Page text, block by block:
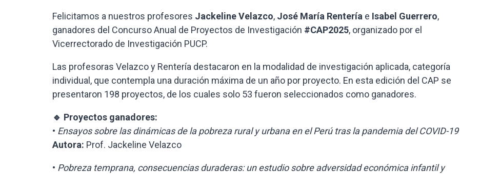
Felicitamos a nuestros profesores Jackeline Velazco, José María Rentería e Isabel Guerrero,
ganadores del Concurso Anual de Proyectos de Investigación #CAP2025, organizado por el
Vicerrectorado de Investigación PUCP.
Las profesoras Velazco y Rentería destacaron en la modalidad de investigación aplicada, categoría
individual, que contempla una duración máxima de un año por proyecto. En esta edición del CAP se
presentaron 198 proyectos, de los cuales solo 53 fueron seleccionados como ganadores.
🔹 Proyectos ganadores:
• Ensayos sobre las dinámicas de la pobreza rural y urbana en el Perú tras la pandemia del COVID-19
Autora: Prof. Jackeline Velazco
• Pobreza temprana, consecuencias duraderas: un estudio sobre adversidad económica infantil y